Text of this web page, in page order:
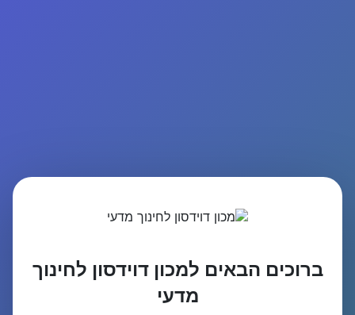
ברוכים הבאים למכון דוידסון לחינוך
מדעי